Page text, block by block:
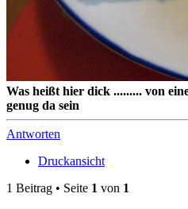
Was heißt hier dick ......... von
genug da sein
Antworten
Druckansicht
1 Beitrag • Seite 1 von 1